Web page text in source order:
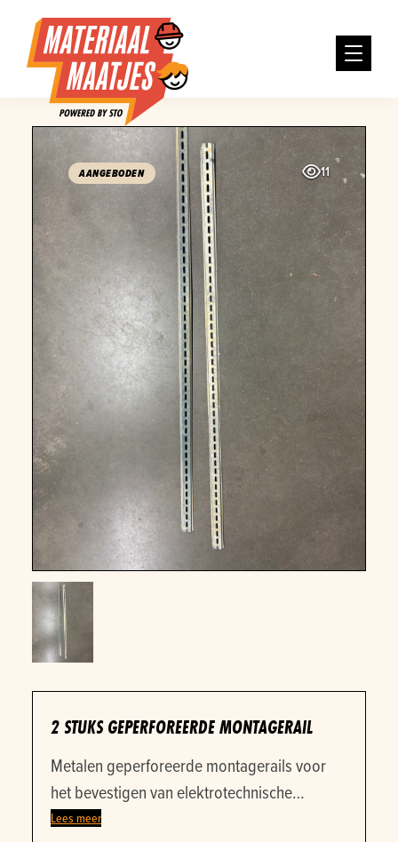
11
AANGEBODEN
2 STUKS GEPERFOREERDE MONTAGERAIL
Metalen geperforeerde montagerails voor
het bevestigen van elektrotechnische
onderdelen of constructiemateriaal
Lees meer